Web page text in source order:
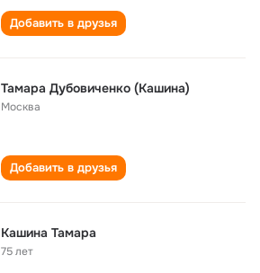
Добавить в друзья
Тамара Дубовиченко (Кашина)
Москва
Добавить в друзья
Кашина Тамара
75 лет